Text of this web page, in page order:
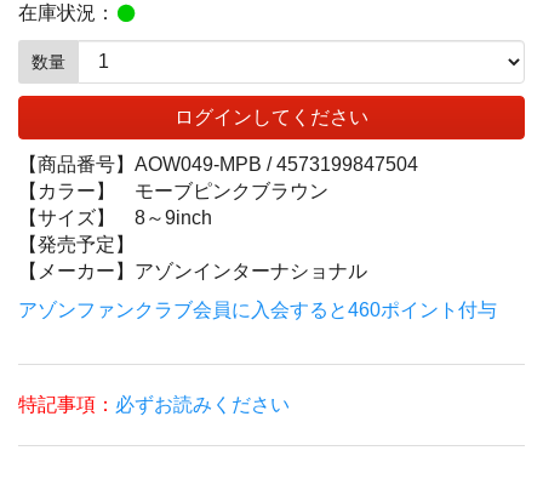
在庫状況：
数量
ログインしてください
【商品番号】 AOW049-MPB /4573199847504
【カラー】
モーブピンクブラウン
【サイズ】
8～9inch
【発売予定】
【メーカー】 アゾンインターナショナル
アゾンファンクラブ会員に入会すると460ポイント付与
特記事項： 必ずお読みください